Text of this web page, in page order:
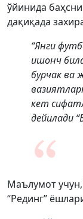
ўйинида
дақиқада
“Янги
ишонч
бурчак ва
кет
дейилади
Маълумот
“Рединг”